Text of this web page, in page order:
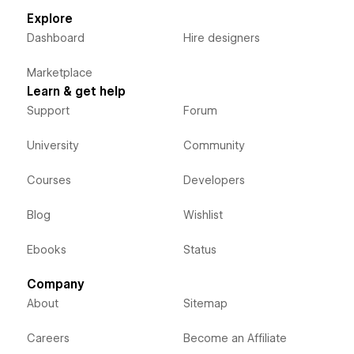
Explore
Dashboard
Marketplace
Hire designers
Learn & get help
Support
University
Courses
Blog
Ebooks
Forum
Community
Developers
Wishlist
Status
Company
About
Careers
Sitemap
Become an Affiliate